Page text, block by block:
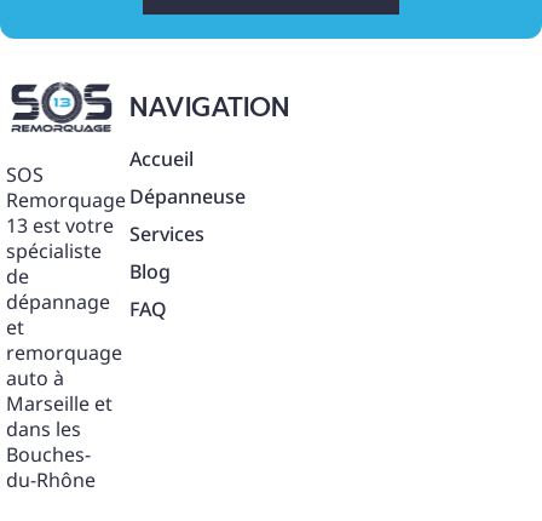
SOS
Remorquage
13 est votre
spécialiste
de
dépannage
et
remorquage
auto à
Marseille et
dans les
Bouches-
du-Rhône
NAVIGATION
Accueil
Dépanneuse
Services
Blog
FAQ